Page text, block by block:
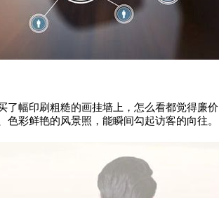
幅印刷粗糙的画挂墙上，怎么看都觉得廉
彩鲜艳的风景照，能瞬间勾起访客的向往。